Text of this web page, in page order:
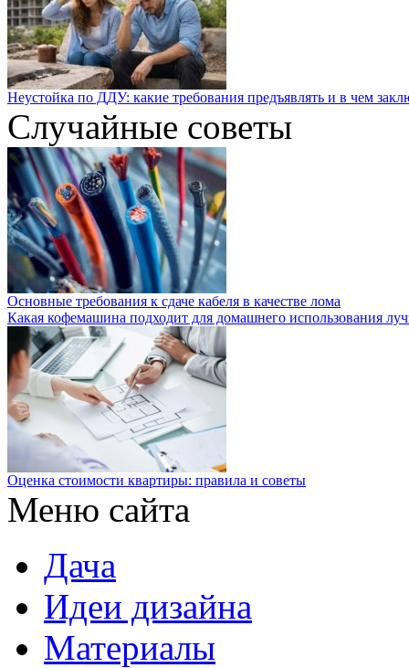
Неустойка по ДДУ: какие требования предъявлять и в чем
Случайные советы
Основные требования к сдаче кабеля в качестве лома
Какая кофемашина подходит для домашнего использования
Оценка стоимости квартиры: правила и советы
Меню сайта
Дача
Идеи дизайна
Материалы